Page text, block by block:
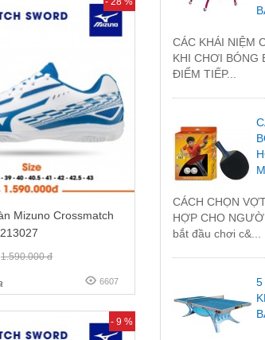
Mizuno Crossmatch
1.590.000 đ
6607
- 9 %
CÁC KHÁI NIỆM
KHI CHƠI BÓNG
ĐIỂM TIẾP...
CÁCH CHỌN
HỢP CHO
bắt đầu chơi c&...
5